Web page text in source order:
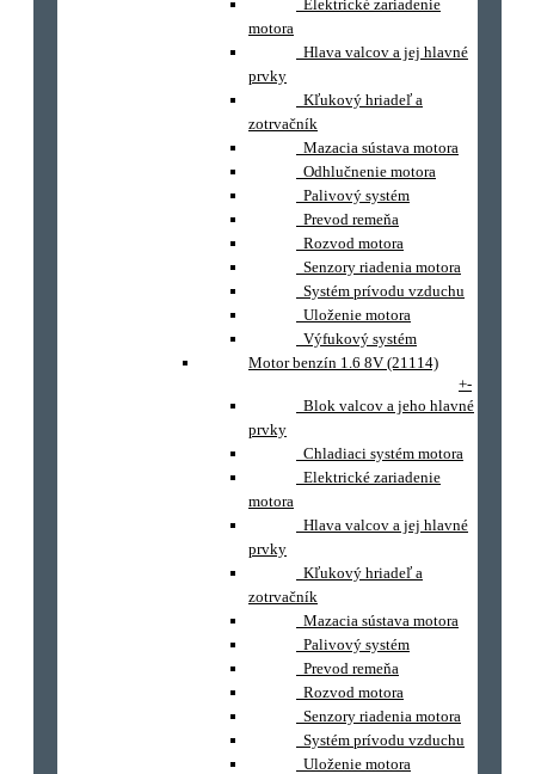
Elektrické zariadenie
motora
Hlava valcov a jej hlavné
prvky
Kľukový hriadeľ a
zotrvačník
Mazacia sústava motora
Odhlučnenie motora
Palivový systém
Prevod remeňa
Rozvod motora
Senzory riadenia motora
Systém prívodu vzduchu
Uloženie motora
Výfukový systém
Motor benzín 1.6 8V (21114)
+-
Blok valcov a jeho hlavné
prvky
Chladiaci systém motora
Elektrické zariadenie
motora
Hlava valcov a jej hlavné
prvky
Kľukový hriadeľ a
zotrvačník
Mazacia sústava motora
Palivový systém
Prevod remeňa
Rozvod motora
Senzory riadenia motora
Systém prívodu vzduchu
Uloženie motora